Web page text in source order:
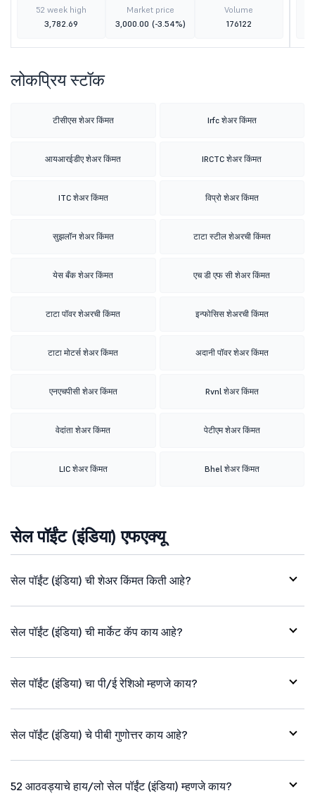
52 week high
3,782.69
Market price
3,000.00 (-3.54%)
Volume
176122
लोकप्रिय स्टॉक
टीसीएस शेअर किंमत Irfc शेअर किंमत
आयआरईडीए शेअर किंमत IRCTC शेअर किंमत
ITC शेअर किंमत विप्रो शेअर किंमत
सुझलॉन शेअर किंमत टाटा स्टील शेअरची किंमत
येस बँक शेअर किंमत एच डी एफ सी शेअर किंमत
टाटा पॉवर शेअरची किंमत इन्फोसिस शेअरची किंमत
टाटा मोटर्स शेअर किंमत अदानी पॉवर शेअर किंमत
एनएचपीसी शेअर किंमत Rvnl शेअर किंमत
वेदांता शेअर किंमत पेटीएम शेअर किंमत
LIC शेअर किंमत Bhel शेअर किंमत
सेल पॉईंट (इंडिया) एफएक्यू
सेल पॉईंट (इंडिया) ची शेअर किंमत किती आहे?
सेल पॉईंट (इंडिया) ची मार्केट कॅप काय आहे?
सेल पॉईंट (इंडिया) चा पी/ई रेशिओ म्हणजे काय?
सेल पॉईंट (इंडिया) चे पीबी गुणोत्तर काय आहे?
52 आठवड्याचे हाय/लो सेल पॉईंट (इंडिया) म्हणजे काय?